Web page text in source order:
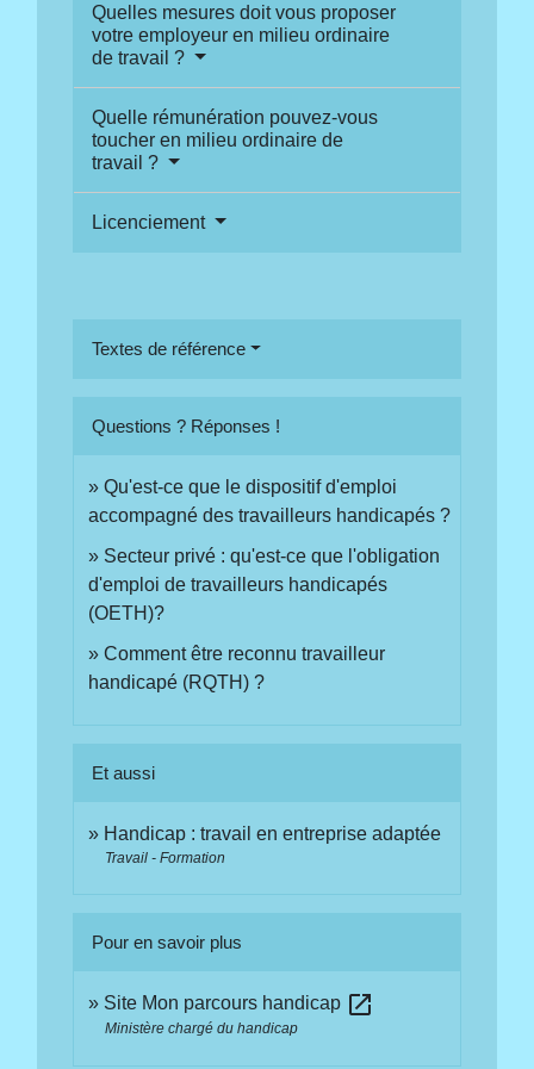
Quelles mesures doit vous proposer
votre employeur en milieu ordinaire
de travail ?
Quelle rémunération pouvez-vous
toucher en milieu ordinaire de
travail ?
Licenciement
Textes de référence
Questions ? Réponses !
Qu'est-ce que le dispositif d'emploi
accompagné des travailleurs handicapés ?
Secteur privé : qu'est-ce que l'obligation
d'emploi de travailleurs handicapés
(OETH)?
Comment être reconnu travailleur
handicapé (RQTH) ?
Et aussi
Handicap : travail en entreprise adaptée
Travail - Formation
Pour en savoir plus
Site Mon parcours handicap open_in_new
Ministère chargé du handicap